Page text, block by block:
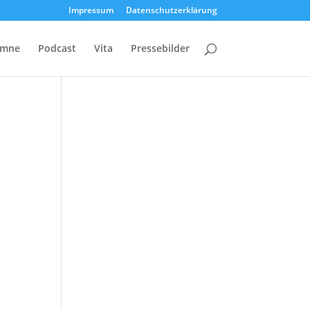
Impressum Datenschutzerklärung
Podcast Vita Pressebilder